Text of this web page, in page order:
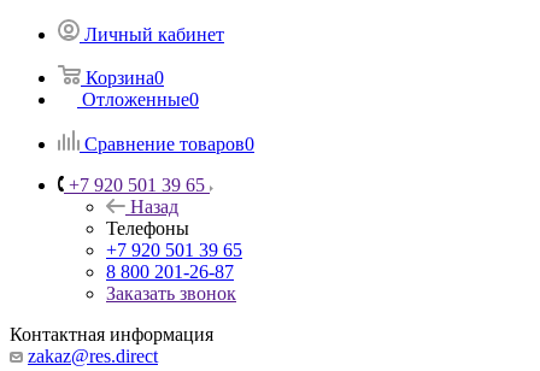
Личный кабинет
Корзина0
Отложенные0
Сравнение товаров0
+7 920 501 39 65
Назад
Телефоны
+7 920 501 39 65
8 800 201-26-87
Заказать звонок
Контактная информация
zakaz@res.direct